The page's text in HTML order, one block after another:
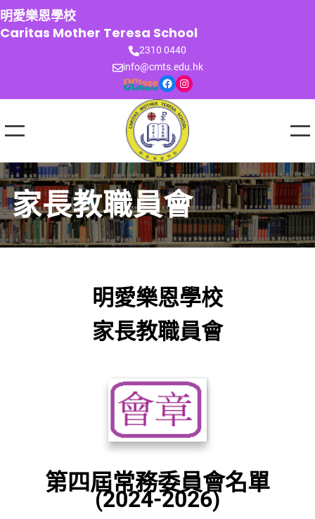
跳
至
主
明愛樂恩學校
Caritas Mother Teresa School
2310 0440
info@cmts.edu.hk
Facebook Instagram
家長教職員會
明愛樂恩學校
家長教職員會
第四屆常務委員會名單
(2024-2026)